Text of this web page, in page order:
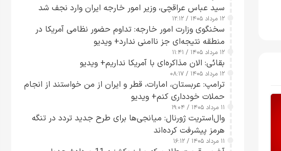
سید عباس عراقچی، وزیر امور خارجه ایران وارد نجف شد
۱۲ مرداد ۱۴۰۵ / ۱۲:۱۲
سخنگوی وزارت امور خارجه: تداوم حضور نظامی آمریکا در
منطقه نتیجه‌ای جز ناامنی ندارد+ ویدیو
۱۲ مرداد ۱۴۰۵ / ۱۱:۴۱
بقائی: الان مذاکره‌ای با آمریکا نداریم+ ویدیو
۱۲ مرداد ۱۴۰۵ / ۰۸:۱۷
ترامپ: عربستان، امارات، قطر و ایران از من خواستند از انجام
حملات خودداری کنم+ ویدیو
۱۱ مرداد ۱۴۰۵ / ۱۹:۰۴
وال‌استریت ژورنال: میانجی‌ها برای طرح جدید تردد در تنگه
هرمز پیشرفت کرده‌اند
۱۱ مرداد ۱۴۰۵ / ۱۶:۱۲